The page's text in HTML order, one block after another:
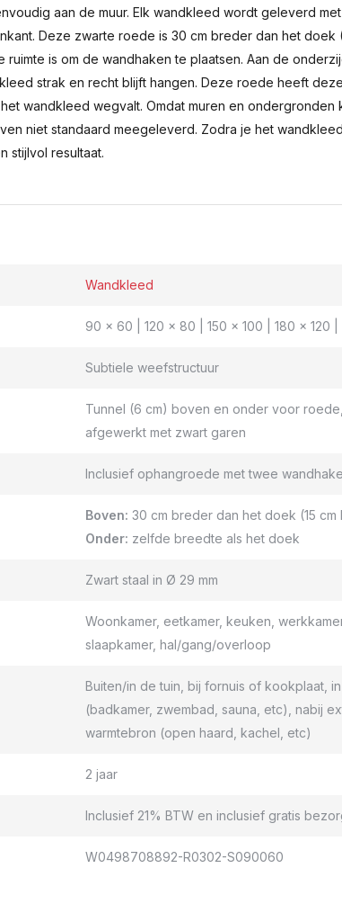
aan de muur. Elk wandkleed wordt geleverd
Deze zwarte roede is 30 cm breder dan het doek
is om de wandhaken te plaatsen. Aan de
strak en recht blijft hangen. Deze roede heeft
wandkleed wegvalt. Omdat muren en ondergronden
niet standaard meegeleverd. Zodra je het
stijlvol resultaat.
Wandkleed
90 x 60 | 120 x 80 | 150 x 100 | 180 x 120 |
Subtiele weefstructuur
Tunnel (6 cm) boven en onder voor
afgewerkt met zwart garen
Inclusief ophangroede met twee
Boven: 30 cm breder dan het doek (15 cm
Onder: zelfde breedte als het doek
Zwart staal in Ø 29 mm
Woonkamer, eetkamer, keuken,
slaapkamer, hal/gang/overloop
Buiten/in de tuin, bij fornuis of kookplaat,
(badkamer, zwembad, sauna, etc), nabij
warmtebron (open haard, kachel, etc)
2 jaar
Inclusief 21% BTW en inclusief gratis
W0498708892-R0302-S090060